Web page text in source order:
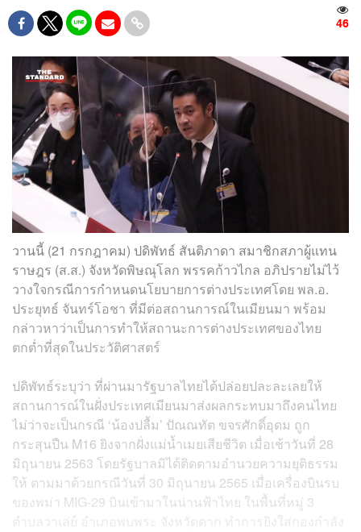
46
วานนี้ (21 กรกฎาคม) ปดิพัทธ์ สันติภาดา สมาชิกสภาผู้แทน
ราษฎร (ส.ส.) จังหวัดพิษณุโลก พรรคก้าวไกล อภิปรายไม่ไว้
วางใจกรณีการกำหนดนโยบายการต่างประเทศโดย พล.อ.
ประยุทธ์ จันทร์โอชา ที่มีต่อสถานการณ์ในเมียนมา พร้อม
กล่าวหาว่าเป็นการทำให้สถานะการต่างประเทศของไทย
ตกต่ำที่สุดในประวัติศาสตร์
ปดิพัทธ์ระบุว่า ที่ผ่านมารัฐบาลไทยได้ปล่อยปละละเลยให้
สถานการณ์ในฝั่งประเทศเมียนมาส่งผลกระทบมาถึงคนไทย
ไม่ว่าจะเป็นกรณี ‘น้องปลื้ม’ ปัณณทัต ขจรศักดิ์อุดม ถูก
กระสุนปืน M16 ยิงจากฝั่งแม่น้ำเมยเสียชีวิต เมื่อเช้าวันที่ 28
มิถุนายน 2563 โดยรัฐบาลมิได้ติดตามอำนวยความยุติธรรม
ให้ ตามมาด้วยกรณีวันที่ 30 มิถุนายน 2565 เมื่อเครื่องบินรบ
ของพม่า MIG-29 บินเข้ามาในน่านฟ้าไทย ในพื้นที่หมู่ 3
ตำบลวาเล่ย์ อำเภอพบพระ จังหวัดตาก ทำการยิงใส่กองกำลัง